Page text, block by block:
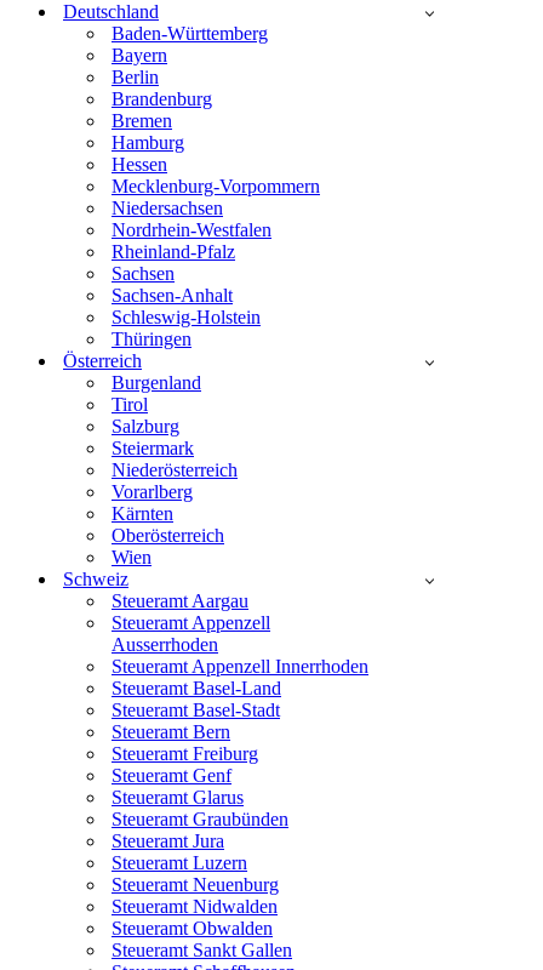
Deutschland
Baden-Württemberg
Bayern
Berlin
Brandenburg
Bremen
Hamburg
Hessen
Mecklenburg-Vorpommern
Niedersachsen
Nordrhein-Westfalen
Rheinland-Pfalz
Sachsen
Sachsen-Anhalt
Schleswig-Holstein
Thüringen
Österreich
Burgenland
Tirol
Salzburg
Steiermark
Niederösterreich
Vorarlberg
Kärnten
Oberösterreich
Wien
Schweiz
Steueramt Aargau
Steueramt Appenzell
Ausserrhoden
Steueramt Appenzell Innerrhoden
Steueramt Basel-Land
Steueramt Basel-Stadt
Steueramt Bern
Steueramt Freiburg
Steueramt Genf
Steueramt Glarus
Steueramt Graubünden
Steueramt Jura
Steueramt Luzern
Steueramt Neuenburg
Steueramt Nidwalden
Steueramt Obwalden
Steueramt Sankt Gallen